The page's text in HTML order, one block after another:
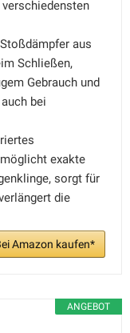
Stoßdämpfer aus
Schließen,
Gebrauch und
bei
exakte
sorgt für
die
Amazon kaufen*
ANGEBOT